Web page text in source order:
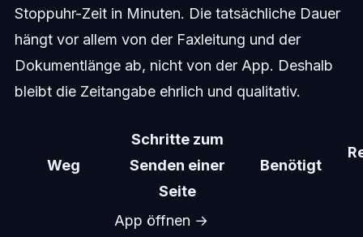
Stoppuhr-Zeit in Minuten. Die tatsächliche Dauer
hängt vor allem von der Faxleitung und der
Dokumentlänge ab, nicht von der App. Deshalb
bleibt die Zeitangabe ehrlich und qualitativ.
Weg
Schritte zum
Senden einer
Seite
Benötigt
App öffnen →